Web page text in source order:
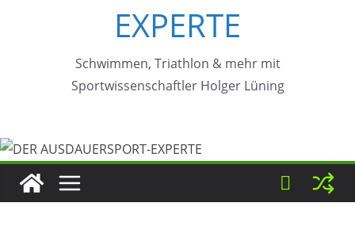
EXPERTE
Schwimmen, Triathlon & mehr mit
Sportwissenschaftler Holger Lüning